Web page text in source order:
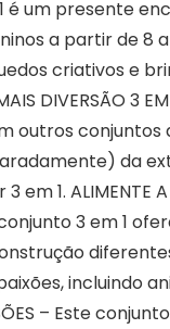
é um presente
a partir de 8
criativos e
DIVERSÃO 3
outros conjuntos
da
em 1. ALIMENTE
3 em 1
incluindo
– Este